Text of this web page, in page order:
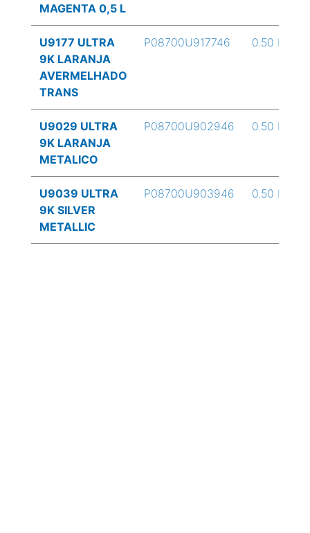
MAGENTA 0,5 L
U9177 ULTRA
9K LARANJA
AVERMELHADO
TRANS
P08700U917746 0.50 L
U9029 ULTRA
9K LARANJA
METALICO
P08700U902946 0.50 L
U9039 ULTRA
9K SILVER
METALLIC
P08700U903946 0.50 L